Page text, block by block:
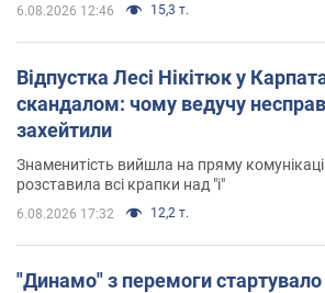
6.08.2026 12:46 15,3 т.
Відпустка Лесі Нікітюк у
скандалом: чому ведучу
захейтили
Знаменитість вийшла на пряму
розставила всі крапки над "і"
6.08.2026 17:32 12,2 т.
"Динамо" з перемоги стартувало